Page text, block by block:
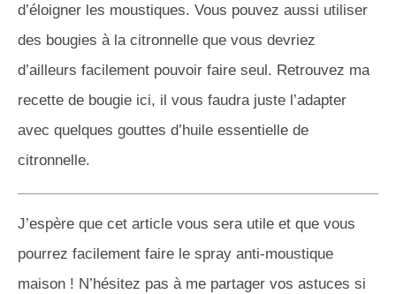
d’éloigner les moustiques. Vous pouvez aussi utiliser
des bougies à la citronnelle que vous devriez
d’ailleurs facilement pouvoir faire seul. Retrouvez ma
recette de bougie ici, il vous faudra juste l’adapter
avec quelques gouttes d’huile essentielle de
citronnelle.
J’espère que cet article vous sera utile et que vous
pourrez facilement faire le spray anti-moustique
maison ! N’hésitez pas à me partager vos astuces si